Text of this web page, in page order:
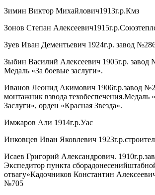
Зимин Виктор Михайлович1913г.р.Кмз
Зонов Степан
Зуев Иван Дементьевич 1924г.р. завод
Зыбин Василий Алексеевич 1905г.р. завод
Медаль «За боевые заслуги».
Иванов Леонид Акимович 1906г.р.завод
монтажник взвода техобеспечения.Медаль
Заслуги», орден «Красная Звезда».
Имжаров Али 1914г.р.Уас
Инковцев Иван Яковлевич
Исаев Григорий Александрович.
Экспедитор пункта
отвагу»Кадочников Константин
№705